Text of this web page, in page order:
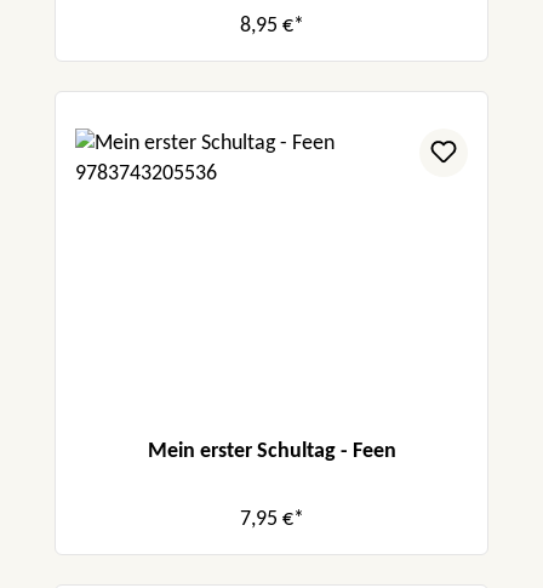
8,95 €*
Mein erster Schultag - Feen
7,95 €*